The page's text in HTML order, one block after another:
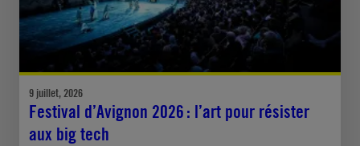
9 juillet, 2026
Festival d’Avignon 2026 : l’art pour résister
aux big tech